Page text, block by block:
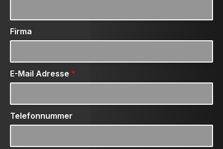
Firma
E-Mail Adresse *
Telefonnummer